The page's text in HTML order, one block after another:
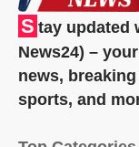
S tay updated
News24) –
news,
sports, and